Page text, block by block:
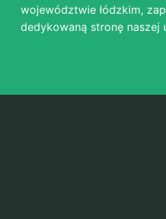
województwie łódzkim,
dedykowaną stronę naszej